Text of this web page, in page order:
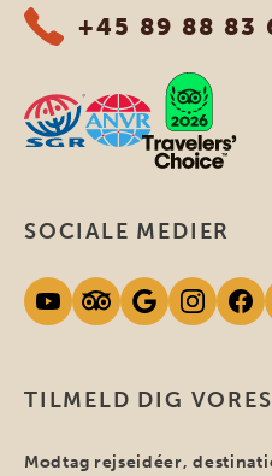
+45 89 88 83
TILMELD DIG
Modtag rejseidéer,
SOCIALE MEDIER